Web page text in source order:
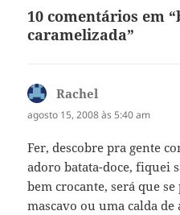
10 comentários em
caramelizada”
Rachel
agosto 15, 2008 às 5:40 am
Fer, descobre pra gente
adoro batata-doce, fiquei
bem crocante, será que
mascavo ou uma calda de